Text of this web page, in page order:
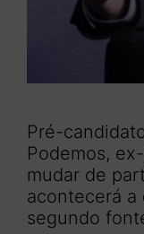
Pré-
Podemos,
mudar de
acontecerá a
segundo